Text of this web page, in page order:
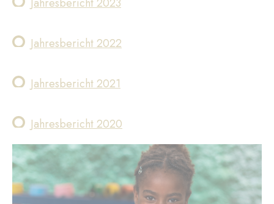
Jahresbericht 2022
Jahresbericht 2021
Jahresbericht2020